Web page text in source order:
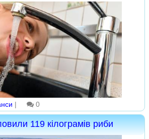
| 0
119 кілограмів риби